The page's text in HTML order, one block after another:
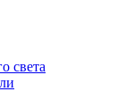
света